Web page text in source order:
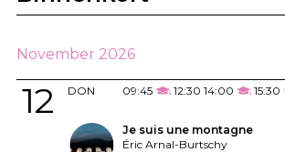
November 2026
DON
12 09:45 12:30 14:00 15:30
Je suis une montagne
Éric Arnal-Burtschy